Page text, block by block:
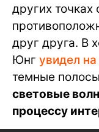
других точках
друг друга. В
Юнг увидел
темные полосы
световые
процессу